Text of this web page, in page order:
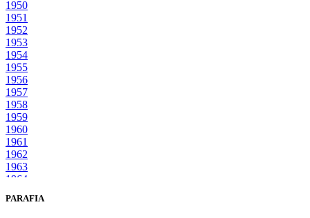
1950
1951
1952
1953
1954
1955
1956
1957
1958
1959
1960
1961
1962
1963
1964
1966
PARAFIA